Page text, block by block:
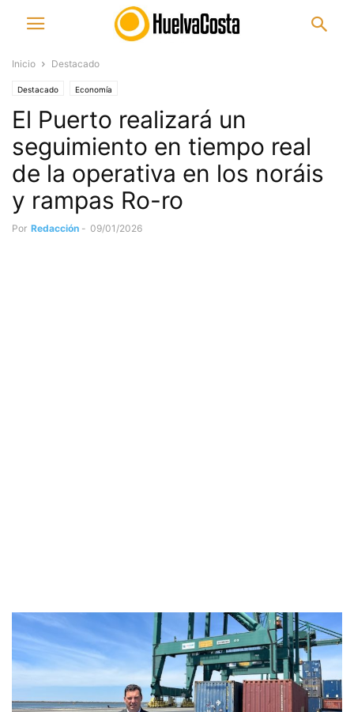
Inicio Destacado
Destacado Economía
El Puerto realizará un
seguimiento en tiempo real
de la operativa en los noráis
y rampas Ro-ro
Por Redacción - 09/01/2026